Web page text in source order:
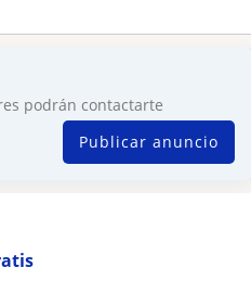
podrán contactarte
Publicar anuncio